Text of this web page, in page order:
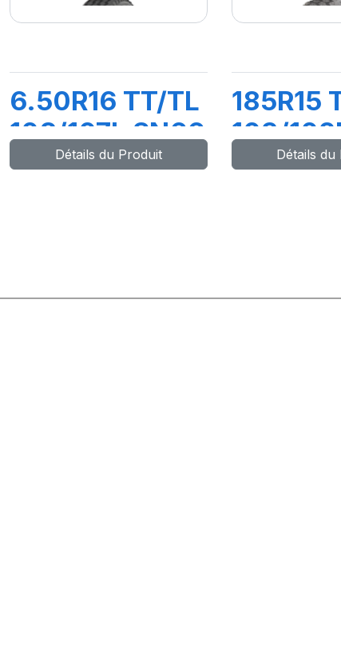
6.50R16 TT/TL
108/107L SN66
Détails du Produit
185R15
103/
DV82Détails du